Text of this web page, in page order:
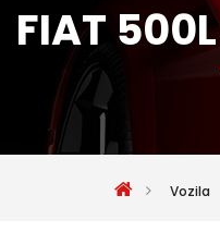
FIAT
Vozila